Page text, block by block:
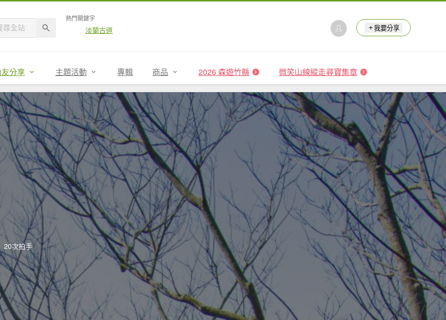
熱門關鍵字
淡蘭古道 我要分享
分享 主題活動 專輯 商品 2026 森遊竹縣 微笑山線縱走尋寶集章
20次拍手